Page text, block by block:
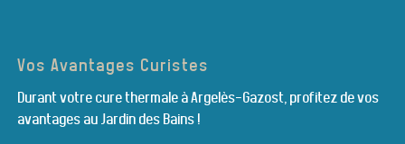
Vos Avantages Curistes
Durant votre cure thermale à Argelès-Gazost, profitez de vos
avantages au Jardin des Bains !